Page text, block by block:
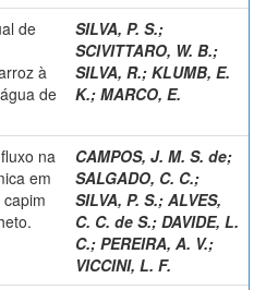
de
à
de
SILVA, P. S.;
SCIVITTARO, W. B.;
SILVA, R.; KLUMB, E.
K.; MARCO, E.
na
em
CAMPOS, J. M. S. de;
SALGADO, C. C.;
SILVA, P. S.; ALVES,
C. C. de S.; DAVIDE, L.
C.; PEREIRA, A. V.;
VICCINI, L. F.